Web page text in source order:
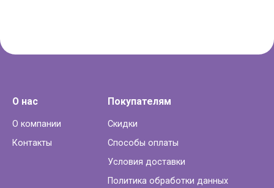
О нас
О компании
Контакты
Покупателям
Скидки
Способы оплаты
Условия доставки
Политика обработки данных